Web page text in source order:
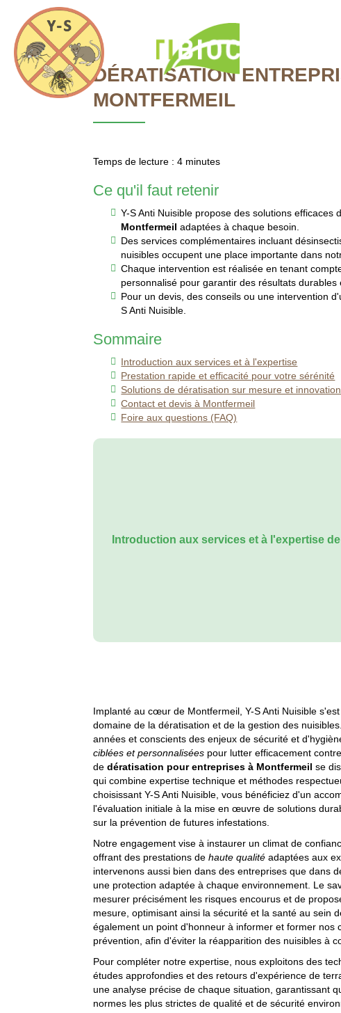
Anti
Nuisible
DÉRATISATION
MONTFERMEIL
Temps de lecture : 4 minutes
Ce qu'il faut retenir
Y-S Anti Nuisible propose des solutions efficaces
Montfermeil adaptées à chaque besoin.
Des services complémentaires incluant
nuisibles occupent une place importante dans
Chaque intervention est réalisée en tenant
personnalisé pour garantir des résultats durables
Pour un devis, des conseils ou une intervention
S Anti Nuisible.
Sommaire
Introduction aux services et à l'expertise
Prestation rapide et efficacité pour votre sérénité
Solutions de dératisation sur mesure et
Contact et devis à Montfermeil
Foire aux questions (FAQ)
Introduction aux services et à l'expertise
Implanté au cœur de Montfermeil, Y-S Anti Nuisible
domaine de la dératisation et de la gestion des
années et conscients des enjeux de sécurité et
ciblées et personnalisées pour lutter efficacement
dedératisation pour entreprises à Montfermeil se
qui combine expertise technique et méthodes
choisissant Y-S Anti Nuisible, vous bénéficiez d'un
l'évaluation initiale à la mise en œuvre de solutions
sur la prévention de futures infestations.
Notre engagement vise à instaurer un climat de
offrant des prestations dehaute qualité adaptées aux
intervenons aussi bien dans des entreprises que dans
une protection adaptée à chaque environnement. Le
mesurer précisément les risques encourus et de
mesure, optimisant ainsi la sécurité et la santé au sein
également un point d'honneur à informer et former nos
prévention, afin d'éviter la réapparition des nuisibles à
Pour compléter notre expertise, nous exploitons des
études approfondies et des retours d'expérience de
une analyse précise de chaque situation, garantissant
normes les plus strictes de qualité et de sécurité